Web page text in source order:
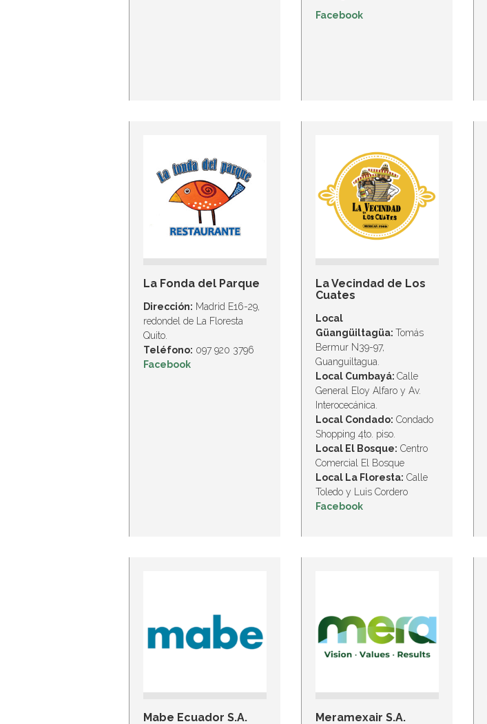
Facebook
La Fonda del Parque
Dirección: Madrid E16-29,
redondel de La Floresta
Quito.
Teléfono: 097 920 3796
Facebook
La Vecindad de Los
Cuates
Local
Güangüiltagüa: Tomás
Bermur N39-97,
Guanguiltagua.
Local Cumbayá: Calle
General Eloy Alfaro y Av.
Interocecánica.
Local Condado: Condado
Shopping 4to. piso.
Local El Bosque: Centro
Comercial El Bosque
Local La Floresta: Calle
Toledo y Luis Cordero
Facebook
Mabe Ecuador S.A. Meramexair S.A.